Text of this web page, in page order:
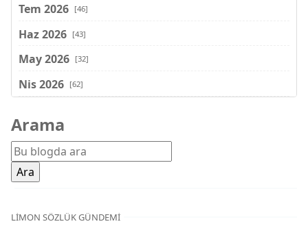
Tem 2026 [46]
Haz 2026 [43]
May 2026 [32]
Nis 2026 [62]
Şub 2026
Oca 2026 [72]
Ara 2025
Kas 2025
Arama
LIMON SÖZLÜK GÜNDEMI